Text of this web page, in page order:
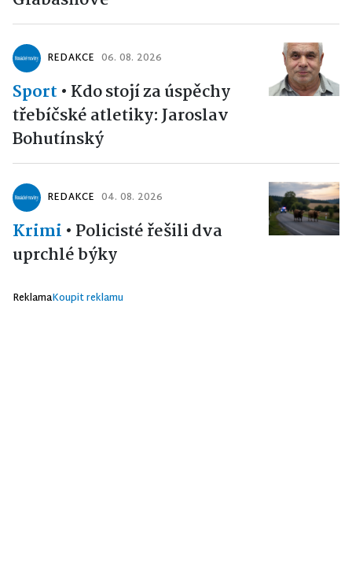
REDAKCE 06. 08. 2026
Sport • Kdo stojí za úspěchy
třebíčské atletiky: Jaroslav
Bohutínský
REDAKCE 04. 08. 2026
Krimi • Policisté řešili dva
uprchlé býky
ReklamaKoupit reklamu